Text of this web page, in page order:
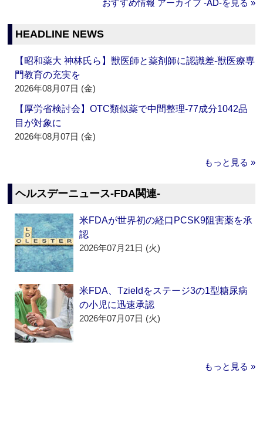
おすすめ情報 アーカイブ ‐AD‐を見る »
HEADLINE NEWS
【昭和薬大 神林氏ら】獣医師と薬剤師に認識差‐獣医療専
門教育の充実を
2026年08月07日 (金)
【厚労省検討会】OTC類似薬で中間整理‐77成分1042品
目が対象に
2026年08月07日 (金)
もっと見る »
ヘルスデーニュース‐FDA関連‐
米FDAが世界初の経口PCSK9阻害薬を承
認
2026年07月21日 (火)
米FDA、Tzieldをステージ3の1型糖尿病
の小児に迅速承認
2026年07月07日 (火)
もっと見る »